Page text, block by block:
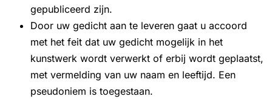
gepubliceerd zijn.
Door uw gedicht aan te leveren gaat u accoord
met het feit dat uw gedicht mogelijk in het
kunstwerk wordt verwerkt of erbij wordt geplaatst,
met vermelding van uw naam en leeftijd. Een
pseudoniem is toegestaan.